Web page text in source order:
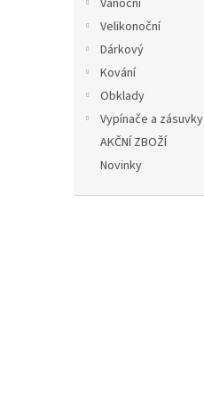
Vánoční
Velikonoční
Dárkový
Kování
Obklady
Vypínače a zásuvky
AKČNÍ ZBOŽÍ
Novinky